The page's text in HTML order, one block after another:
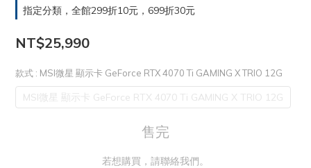
指定分類，全館299折10元，699折30元
NT$25,990
款式 : MSI微星 顯示卡 GeForce RTX 4070 Ti GAMING X TRIO 12G
MSI微星 顯示卡 GeForce RTX 4070 Ti GAMING X TRIO 12G
售完
若想購買，請聯絡我們。